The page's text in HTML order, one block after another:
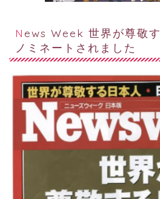
News Week 世界が尊敬する日本人100人に
ノミネートされました